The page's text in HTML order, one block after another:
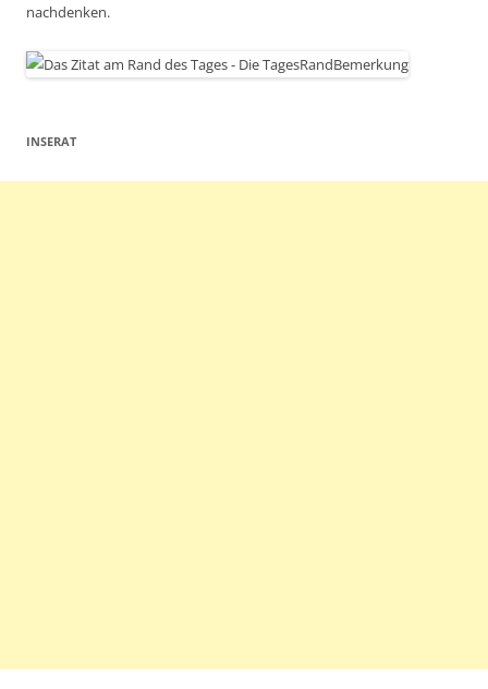
nachdenken.
INSERAT